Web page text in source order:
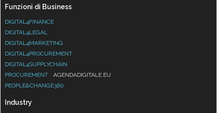
Funzioni di Business
DIGITAL4FINANCE
DIGITAL4LEGAL
DIGITAL4MARKETING
DIGITAL4PROCUREMENT
DIGITAL4SUPPLYCHAIN
PROCUREMENT
AGENDADIGITALE.EU
PEOPLE&CHANGE360
Industry